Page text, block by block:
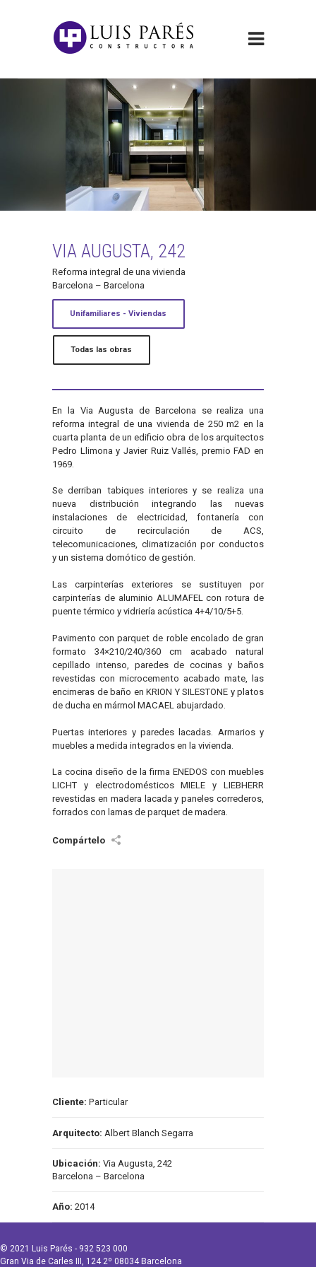
VIA AUGUSTA, 242
Reforma integral de una vivienda
Barcelona – Barcelona
Unifamiliares - Viviendas
Todas las obras
En la Via Augusta de Barcelona se realiza una
reforma integral de una vivienda de 250 m2 en la
cuarta planta de un edificio obra de los arquitectos
Pedro Llimona y Javier Ruiz Vallés, premio FAD en
1969.
Se derriban tabiques interiores y se realiza una
nueva distribución integrando las nuevas
instalaciones de electricidad, fontanería con
circuito de recirculación de ACS,
telecomunicaciones, climatización por conductos
y un sistema domótico de gestión.
Las carpinterías exteriores se sustituyen por
carpinterías de aluminio ALUMAFEL con rotura de
puente térmico y vidriería acústica 4+4/10/5+5.
Pavimento con parquet de roble encolado de gran
formato 34×210/240/360 cm acabado natural
cepillado intenso, paredes de cocinas y baños
revestidas con microcemento acabado mate, las
encimeras de baño en KRION Y SILESTONE y platos
de ducha en mármol MACAEL abujardado.
Puertas interiores y paredes lacadas. Armarios y
muebles a medida integrados en la vivienda.
La cocina diseño de la firma ENEDOS con muebles
LICHT y electrodomésticos MIELE y LIEBHERR
revestidas en madera lacada y paneles correderos,
forrados con lamas de parquet de madera.
Cliente: Particular
Arquitecto: Albert Blanch Segarra
Ubicación: Via Augusta, 242
Barcelona – Barcelona
Año: 2014
© 2021 Luis Parés - 932 523 000
Gran Via de Carles III, 124 2º 08034 Barcelona